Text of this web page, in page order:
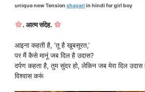
unique new Tension shayariin hindi for girl boy
. आत्म संदेह.
आइना कहती है, ‘तू है खूबसूरत,’
पर मैं कैसे मानूं जब दिल है उदास?
दर्पण कहता है, तुम सुंदर हो, लेकिन जब मेरा दिल
विश्वास करूं